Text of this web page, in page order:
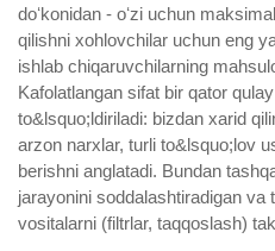
doʻkonidan - oʻzi uchun
qilishni xohlovchilar uchun eng
ishlab chiqaruvchilarning
Kafolatlangan sifat bir qator
to&lsquo;ldiriladi: bizdan xarid
arzon narxlar, turli to&lsquo;lov
berishni anglatadi. Bundan
jarayonini soddalashtiradigan va
vositalarni (filtrlar, taqqoslash)